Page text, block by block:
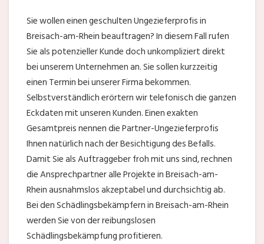
Sie wollen einen geschulten Ungezieferprofis in
Breisach-am-Rhein beauftragen? In diesem Fall rufen
Sie als potenzieller Kunde doch unkompliziert direkt
bei unserem Unternehmen an. Sie sollen kurzzeitig
einen Termin bei unserer Firma bekommen.
Selbstverständlich erörtern wir telefonisch die ganzen
Eckdaten mit unseren Kunden. Einen exakten
Gesamtpreis nennen die Partner-Ungezieferprofis
Ihnen natürlich nach der Besichtigung des Befalls.
Damit Sie als Auftraggeber froh mit uns sind, rechnen
die Ansprechpartner alle Projekte in Breisach-am-
Rhein ausnahmslos akzeptabel und durchsichtig ab.
Bei den Schädlingsbekämpfern in Breisach-am-Rhein
werden Sie von der reibungslosen
Schädlingsbekämpfung profitieren.